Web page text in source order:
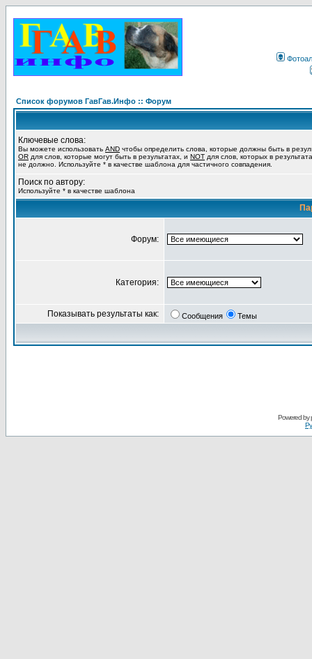
Список форумов ГавГав.Инфо :: Форум
Ключевые слова:
Вы можете использовать AND чтобы определить слова, которые должны быть в
OR для слов, которые могут быть в результатах, и NOT для слов, которых в
не должно. Используйте * в качестве шаблона для частичного совпадения.
Поиск по автору:
Используйте * в качестве шаблона
Форум:
Категория:
Показывать результаты как: Сообщения Темы
Powered by